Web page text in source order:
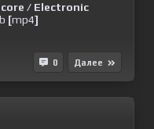
/ Electronic
[mp4]
0 Далее